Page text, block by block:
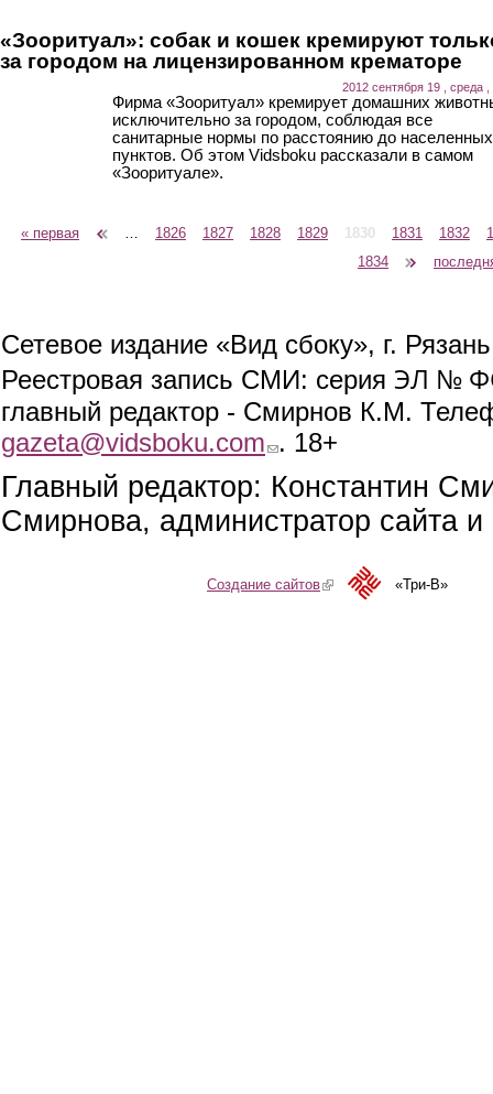
«Зооритуал»: собак и кошек кремируют
за городом на лицензированном крематоре
2012 сентября 19 , среда ,
Фирма «Зооритуал» кремирует домашних
исключительно за городом, соблюдая все
санитарные нормы по расстоянию до населенных
пунктов. Об этом Vidsboku рассказали в самом
«Зооритуале».
Страницы
« первая 1826 1827 1828 1829 1830 1831 1832
1834
Сетевое издание «Вид сбоку», г.
Реестровая запись СМИ: серия ЭЛ №
главный редактор - Смирнов К.М.
gazeta@vidsboku.com (link sends e-mail)
. 18+
Главный редактор: Константин
Смирнова, администратор сайта
Создание сайтов(link is external)«Три-В»